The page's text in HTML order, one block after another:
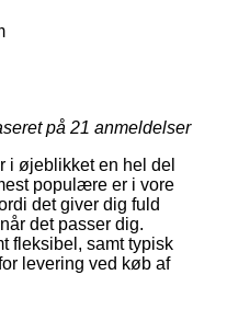
på 21 anmeldelser
i øjeblikket en hel del
populære er i vore
det giver dig fuld
det passer dig.
fleksibel, samt typisk
levering ved køb af